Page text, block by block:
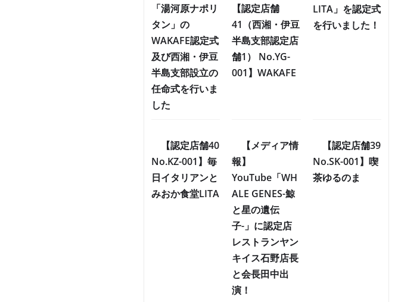
「湯河原ナポリ
タン」の
WAKAFE認定式
及び西湘・伊豆
半島支部設立の
任命式を行いま
した
【認定店舗
41（西湘・伊豆
半島支部認定店
舗1） No.YG-
001】WAKAFE
LITA」を認定式
を行いました！
【認定店舗40
No.KZ-001】毎
日イタリアンと
みおか食堂LITA
【メディア情
報】
YouTube「WH
ALE GENES-鯨
と星の遺伝
子-」に認定店
レストランヤン
キイス石野店長
と会長田中出
演！
【認定店舗39
No.SK-001】喫
茶ゆるのま